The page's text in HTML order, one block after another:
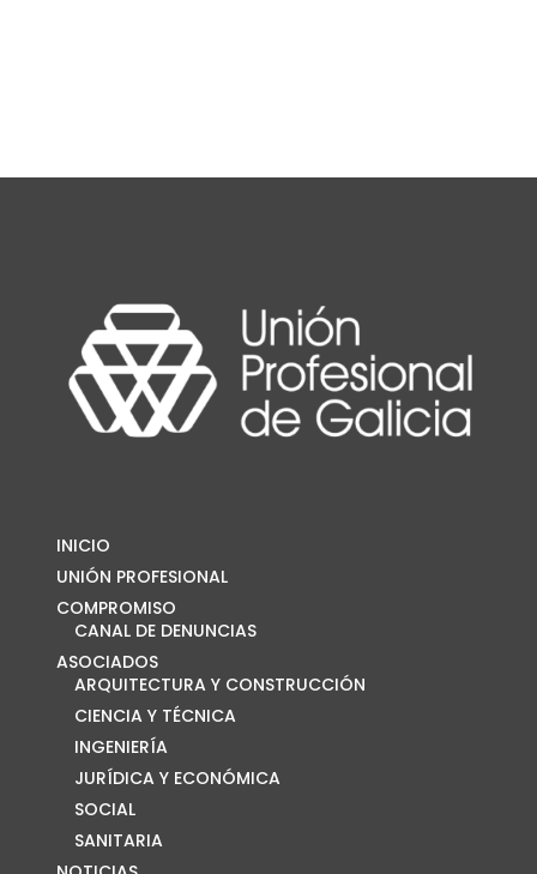
INICIO
UNIÓN PROFESIONAL
COMPROMISO
CANAL DE DENUNCIAS
ASOCIADOS
ARQUITECTURA Y CONSTRUCCIÓN
CIENCIA Y TÉCNICA
INGENIERÍA
JURÍDICA Y ECONÓMICA
SOCIAL
SANITARIA